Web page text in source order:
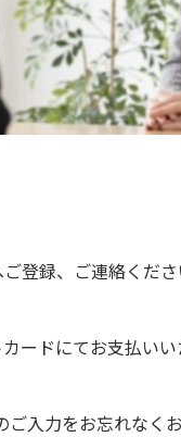
登録、ご連絡くださ
ードにてお支払いい
力をお忘れなくお